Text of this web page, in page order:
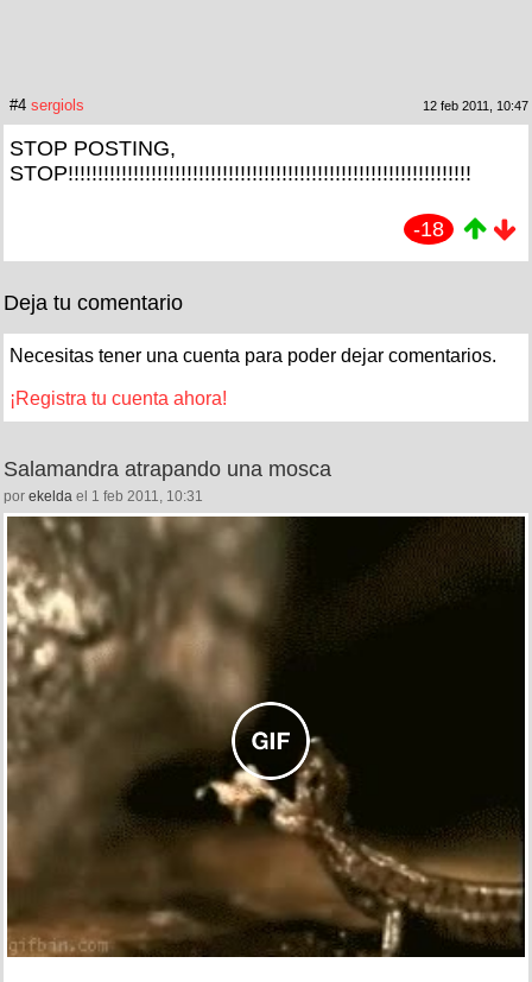
#4 sergiols 12 feb 2011, 10:47
STOP POSTING,
STOP!!!!!!!!!!!!!!!!!!!!!!!!!!!!!!!!!!!!!!!!!!!!!!!!!!!!!!!!!!!!!!!!!!!!
-18
Deja tu comentario
Necesitas tener una cuenta para poder dejar comentarios.
¡Registra tu cuenta ahora!
Salamandra atrapando una mosca
por ekelda el 1 feb 2011, 10:31